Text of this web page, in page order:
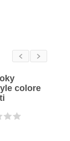
colore